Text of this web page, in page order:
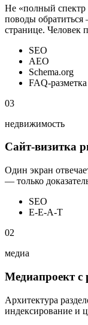
Не «полный спектр
поводы
странице. Человек
SEO
AEO
Schema.org
FAQ-разметка
03
недвижимость
Сайт-визитка
Один экран
— только
SEO
E-E-A-T
02
медиа
Медиапроект с
Архитектура
индексирование и